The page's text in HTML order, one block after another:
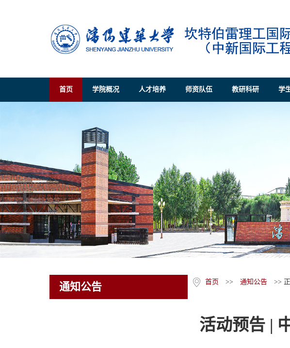
首页 学院概况 人才培养 师资队伍 教研科研 学
通知公告 首页 >> 通知公告 >>
活动预告 |